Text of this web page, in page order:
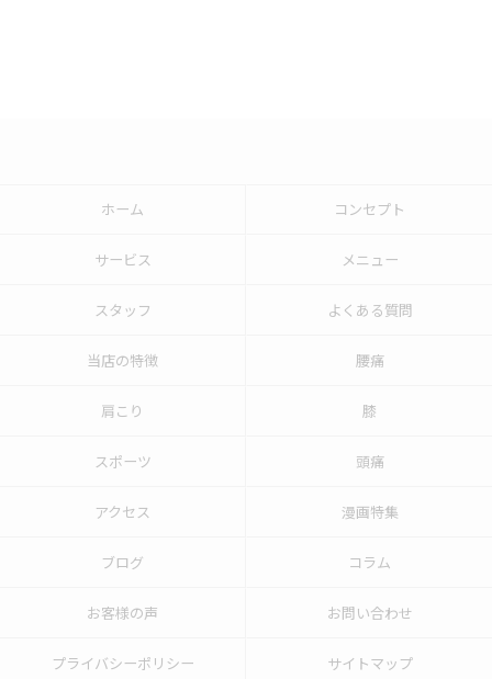
ホーム コンセプト
サービス メニュー
スタッフ よくある質問
当店の特徴 腰痛
肩こり 膝
スポーツ 頭痛
アクセス 漫画特集
ブログ コラム
お客様の声 お問い合わせ
プライバシーポリシー サイトマップ